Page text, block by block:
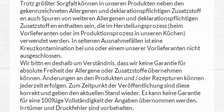
Trotz größter Sorgfalt können in unseren Produkten neben den
gekennzeichneten Allergenen und deklarationspflichtigen Zusatzstoff
en auch Spuren von weiteren Allergenen und deklarationspflichtigen
Zusatzstoff en enthalten sein, die im Herstellungsprozess (beim
Vorlieferanten oder im Produktionsprozess in unseren Küchen)
verwendet werden. In seltenen Ausnahmefällen ist eine
Kreuzkontamination bei uns oder einem unserer Vorlieferanten nicht
ausgeschlossen.
Wir bittn en deshalb um Verständnis, dass wir keine Garantie für
absolute Freiheit der Allergene oder Zusatzstoffe übernehmen
können. Änderungen an den Produkten und / oder Rezepturen können
jederzeit erfolgen. Zum Zeitpunkt der Veröffentlichung sind diese
korrekt und geben den aktuellen Stand wieder. Es kann keine Garantie
für eine 100%ige Vollständigkeit der Angaben übernommen werden.
Irrtümer und Druckfehler sind vorbehalten.